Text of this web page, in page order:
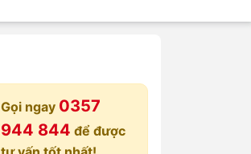
Gọi ngay 0357
944 844 để được